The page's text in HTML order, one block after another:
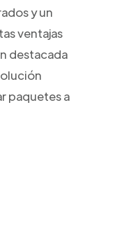
y un
ventajas
destacada
paquetes a